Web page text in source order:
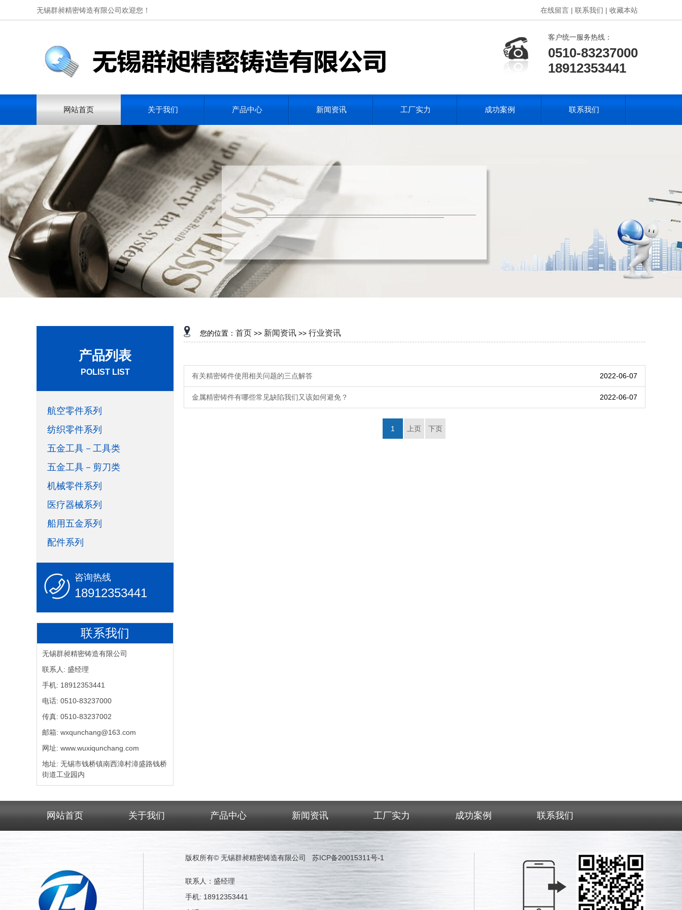
无锡群昶精密铸造有限公司欢迎您！ 在线留言 | 联系我们 | 收藏本站
客户统一服务热线：
0510-83237000
18912353441
网站首页 关于我们 产品中心 新闻资讯 工厂实力 成功案例 联系我们
产品列表
POLIST LIST
航空零件系列
纺织零件系列
五金工具－工具类
五金工具－剪刀类
机械零件系列
医疗器械系列
船用五金系列
配件系列
咨询热线
18912353441
联系我们
无锡群昶精密铸造有限公司
联系人: 盛经理
手机: 18912353441
电话: 0510-83237000
传真: 0510-83237002
邮箱: wxqunchang@163.com
网址: www.wuxiqunchang.com
地址: 无锡市钱桥镇南西漳村漳盛路钱桥
街道工业园内
您的位置： 首页 >> 新闻资讯 >> 行业资讯
2022-06-07
有关精密铸件使用相关问题的三点解答
2022-06-07
金属精密铸件有哪些常见缺陷我们又该如何避免？
1 上页 下页
网站首页 关于我们 产品中心 新闻资讯 工厂实力 成功案例 联系我们
版权所有© 无锡群昶精密铸造有限公司 苏ICP备20015311号-1
联系人：盛经理
手机: 18912353441